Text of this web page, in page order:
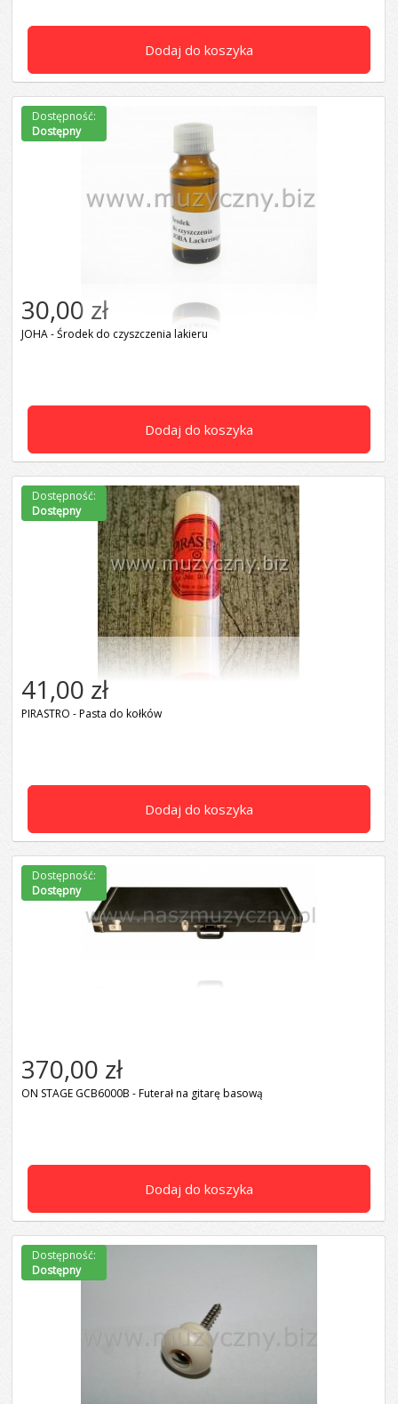
Dodaj do koszyka
Dodaj do koszyka
30,00 zł
JOHA - Środek do czyszczenia lakieru
Dostępność:
Dostępny
Dodaj do koszyka
41,00 zł
PIRASTRO - Pasta do kołków
Dostępność:
Dostępny
Dodaj do koszyka
370,00 zł
ON STAGE GCB6000B - Futerał na gitarę basową
Dostępność:
Dostępny
Dostępność:
Dostępny